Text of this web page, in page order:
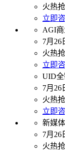
火热
立即
AGI
7月26
火热
立即
UID
7月26
火热
立即
新媒
7月26
火热